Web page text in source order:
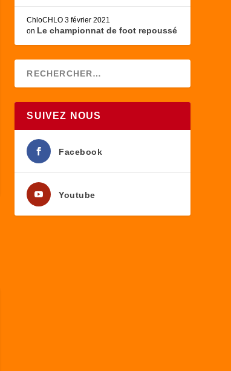
ChloCHLO 3 février 2021
on Le championnat de foot repoussé
SUIVEZ NOUS
Facebook
Youtube